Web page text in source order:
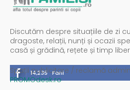
Discutăm despre situațiile de zi
dragoste, relații, nunți și ocazii
casă și grădină, rețete și timp
14,235 Fani
Spații publicitare / reclamă
PROMOdesk.ro